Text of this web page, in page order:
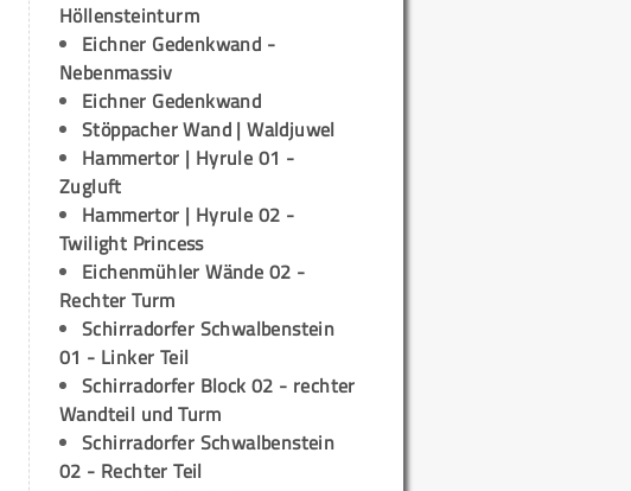
Höllensteinturm
Eichner Gedenkwand -
Nebenmassiv
Eichner Gedenkwand
Stöppacher Wand | Waldjuwel
Hammertor | Hyrule 01 -
Zugluft
Hammertor | Hyrule 02 -
Twilight Princess
Eichenmühler Wände 02 -
Rechter Turm
Schirradorfer Schwalbenstein
01 - Linker Teil
Schirradorfer Block 02 - rechter
Wandteil und Turm
Schirradorfer Schwalbenstein
02 - Rechter Teil